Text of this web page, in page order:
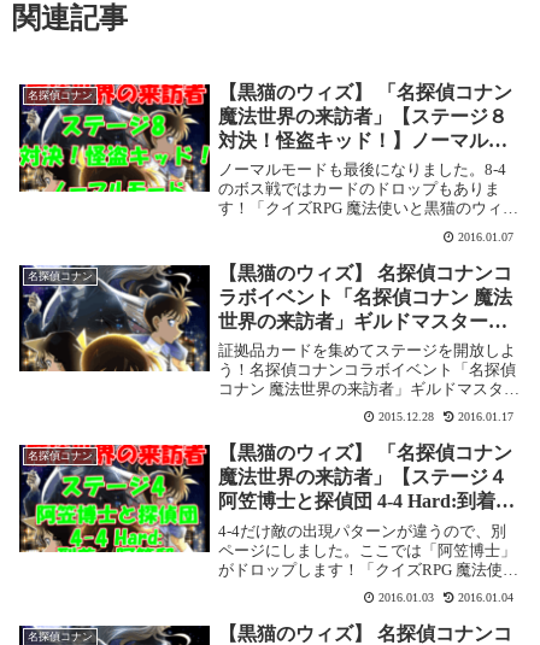
関連記事
名探偵コナン
【黒猫のウィズ】 「名探偵コナン
魔法世界の来訪者」【ステージ８
対決！怪盗キッド！】ノーマルモ
ード攻略情報！
ノーマルモードも最後になりました。8-4
のボス戦ではカードのドロップもありま
す！「クイズRPG 魔法使いと黒猫のウィ
ズ」で2016年1月18日まで開催されている
「名探偵コナン 魔法世界の来訪者」の攻略
記事です。 ここではノーマルモードの
【ス...
2016.01.07
名探偵コナン
【黒猫のウィズ】 名探偵コナンコ
ラボイベント「名探偵コナン 魔法
世界の来訪者」ギルドマスター失
踪事件を解決する証拠品を探せ！
証拠品カードを集めてステージを開放しよ
う！名探偵コナンコラボイベント「名探偵
コナン 魔法世界の来訪者」ギルドマスター
失踪事件を解決する証拠品を探せ！証拠品
カードを１０枚集めて、ギルドマスター失
踪事件を解決しよう！2015年12月28日現
在、...
2015.12.28 2016.01.17
名探偵コナン
【黒猫のウィズ】 「名探偵コナン
魔法世界の来訪者」【ステージ４
阿笠博士と探偵団 4-4 Hard:到着、
阿笠邸】攻略情報！
4-4だけ敵の出現パターンが違うので、別
ページにしました。ここでは「阿笠博士」
がドロップします！「クイズRPG 魔法使い
と黒猫のウィズ」で2016年1月18日まで開
催されている「名探偵コナン 魔法世界の来
訪者」の攻略記事です。 ここではハー...
2016.01.03 2016.01.04
名探偵コナン
【黒猫のウィズ】 名探偵コナンコ